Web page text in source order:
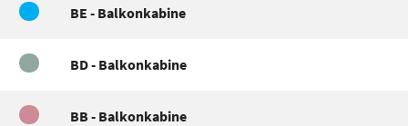
BE - Balkonkabine
BD - Balkonkabine
BB - Balkonkabine